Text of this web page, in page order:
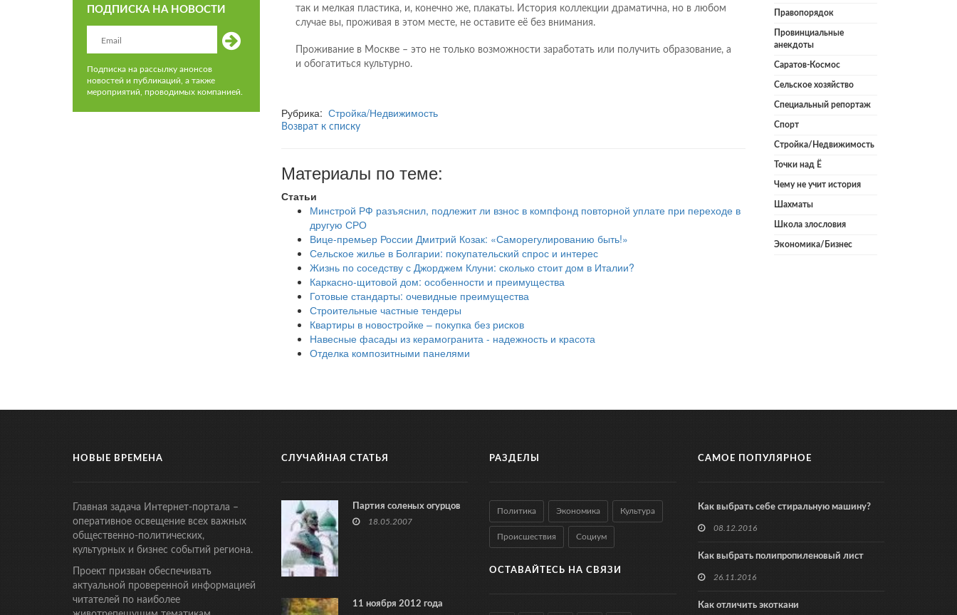
ПОДПИСКА НА НОВОСТИ
Подписка на рассылку анонсов
новостей и публикаций, а также
мероприятий, проводимых компанией.
так и мелкая пластика, и, конечно же, плакаты. История коллекции драматична, но в любом
случае вы, проживая в этом месте, не оставите её без внимания.
Проживание в Москве – это не только возможности заработать или получить образование, а
и обогатиться культурно.
Рубрика: Стройка/Недвижимость
Возврат к списку
Материалы по теме:
Статьи
Минстрой РФ разъяснил, подлежит ли взнос в компфонд повторной уплате при переходе в
другую СРО
Вице-премьер России Дмитрий Козак: «Саморегулированию быть!»
Сельское жилье в Болгарии: покупательский спрос и интерес
Жизнь по соседству с Джорджем Клуни: сколько стоит дом в Италии?
Каркасно-щитовой дом: особенности и преимущества
Готовые стандарты: очевидные преимущества
Строительные частные тендеры
Квартиры в новостройке – покупка без рисков
Навесные фасады из керамогранита - надежность и красота
Отделка композитными панелями
Правопорядок
Провинциальные
анекдоты
Саратов-Космос
Сельское хозяйство
Специальный репортаж
Спорт
Стройка/Недвижимость
Точки над Ё
Чему не учит история
Шахматы
Школа злословия
Экономика/Бизнес
НОВЫЕ ВРЕМЕНА
Главная задача Интернет-портала –
оперативное освещение всех важных
общественно-политических,
культурных и бизнес событий региона.
Проект призван обеспечивать
актуальной проверенной информацией
читателей по наиболее
СЛУЧАЙНАЯ СТАТЬЯ
Партия соленых огурцов
18.05.2007
11 ноября 2012 года
РАЗДЕЛЫ
Политика Экономика Культура
Происшествия Социум
ОСТАВАЙТЕСЬ НА СВЯЗИ
САМОЕ ПОПУЛЯРНОЕ
Как выбрать себе стиральную машину?
08.12.2016
Как выбрать полипропиленовый лист
26.11.2016
Как отличить экоткани